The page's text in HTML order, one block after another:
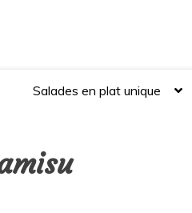
Salades en plat unique